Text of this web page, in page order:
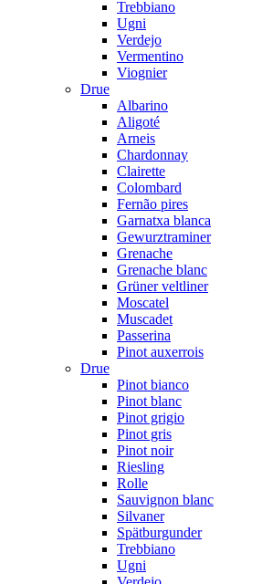
Trebbiano
Ugni
Verdejo
Vermentino
Viognier
Drue
Albarino
Aligoté
Arneis
Chardonnay
Clairette
Colombard
Fernão pires
Garnatxa blanca
Gewurztraminer
Grenache
Grenache blanc
Grüner veltliner
Moscatel
Muscadet
Passerina
Pinot auxerrois
Drue
Pinot bianco
Pinot blanc
Pinot grigio
Pinot gris
Pinot noir
Riesling
Rolle
Sauvignon blanc
Silvaner
Spätburgunder
Trebbiano
Ugni